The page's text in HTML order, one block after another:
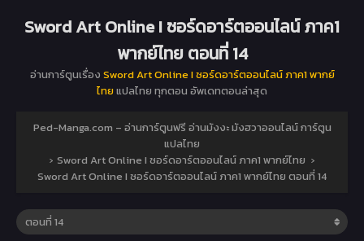
Sword Art Online I ซอร์ดอาร์ตออนไลน์ ภาค1
พากย์ไทย ตอนที่ 14
อ่านการ์ตูนเรื่อง Sword Art Online I ซอร์ดอาร์ตออนไลน์ ภาค1 พากย์
ไทยแปลไทย ทุกตอน อัพเดทตอนล่าสุด
Ped-Manga.com – อ่านการ์ตูนฟรี อ่านมังงะ มังฮวาออนไลน์ การ์ตูน
แปลไทย
› Sword Art Online I ซอร์ดอาร์ตออนไลน์ ภาค1 พากย์ไทย ›
Sword Art Online I ซอร์ดอาร์ตออนไลน์ ภาค1 พากย์ไทย ตอนที่ 14